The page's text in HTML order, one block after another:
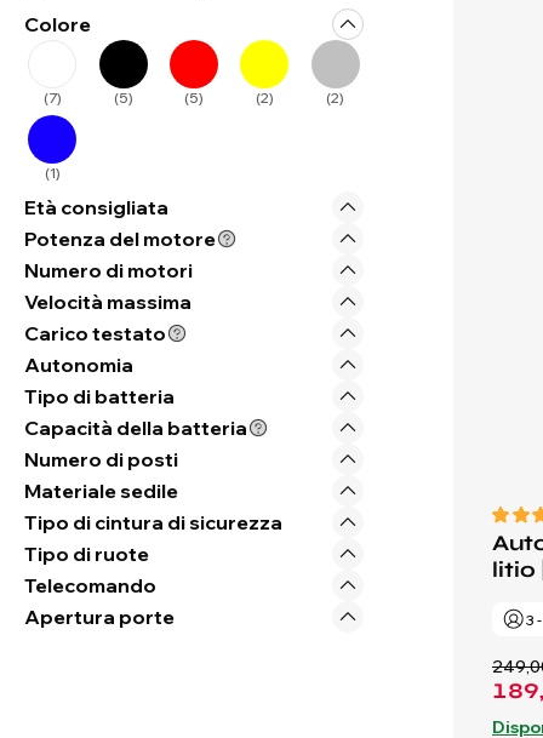
Colore
(7) (5) (5) (2) (2)
(1)
Età consigliata
Potenza del motore
Numero di motori
Velocità massima
Carico testato
Autonomia
Tipo di batteria
Capacità della batteria
Numero di posti
Materiale sedile
Tipo di cintura di sicurezza
Tipo di ruote
Telecomando
Apertura porte
litio
3